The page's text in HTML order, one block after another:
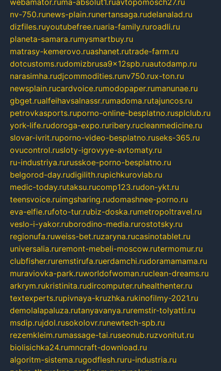
webamator.ruma-absolut1.ruavtopomosch27.ru
nv-750.runews-plain.runertansaga.rudelanalad.ru
dizfiles.ruyoutubefree.ruaria-family.ruroadli.ru
planeta-samara.rumysmartbuy.ru
matrasy-kemerovo.ruashanet.rutrade-farm.ru
dotcustoms.rudomizbrusa9x12spb.ruautodamp.ru
narasimha.rudjcommodities.runv750.rux-ton.ru
newsplain.rucardvoice.rumodopaper.rumanunae.ru
gbget.rualfeihavsalnassr.rumadoma.rutajuncos.ru
petrovkasports.ruporno-online-besplatno.rusplclub.ru
york-life.rudoroga-expo.ruribery.rucleanmedicine.ru
slovar-ivrit.ruporno-video-besplatno.ruseks-365.ru
ovucontrol.rusloty-igrovyye-avtomaty.ru
ru-industriya.rurusskoe-porno-besplatno.ru
belgorod-day.rudigilith.rupichkurovlab.ru
medic-today.rutaksu.rucomp123.rudon-ykt.ru
teensvoice.ruimgsharing.rudomashnee-porno.ru
eva-elfie.rufoto-tur.rubiz-doska.rumetropoltravel.ru
veslo-i-yakor.ruborodino-media.rurostotsky.ru
regionufa.ruweiss-bet.ruzaryna.rucasinotablet.ru
universalia.ruremont-mebeli-moscow.rutermomur.ru
clubfisher.ruremstirufa.ruerdamchi.rudoramamama.ru
muraviovka-park.ruworldofwoman.ruclean-dreams.ru
arkrym.rukristinita.rudircomputer.ruhealthenter.ru
textexperts.rupivnaya-kruzhka.rukinofilmy-2021.ru
demolalapaluza.rutanyavanya.ruremstir-tolyatti.ru
msdip.rujdol.rusokolovr.runewtech-spb.ru
rezemkleim.rumassage-tai.ruseonub.ruzvonitut.ru
biolisichka24.rumncraft-download.ru
algoritm-sistema.rugodflesh.ruru-industria.ru